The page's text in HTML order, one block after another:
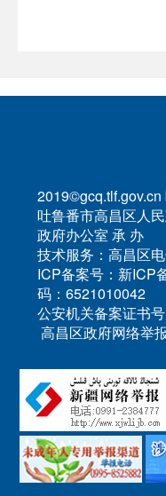
吐鲁番市高昌区人
政府办公室 承 办
技术服务：高昌区
ICP备案号：新
码：6521010042
公安机关备案证书
高昌区政府网络举